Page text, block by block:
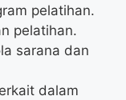
pelatihan.
pelatihan.
sarana dan
dalam